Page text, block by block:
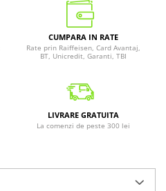
CUMPARA IN RATE
Rate prin Raiffeisen, Card Avantaj,
BT, Unicredit, Garanti, TBI
LIVRARE GRATUITA
La comenzi de peste 300 lei